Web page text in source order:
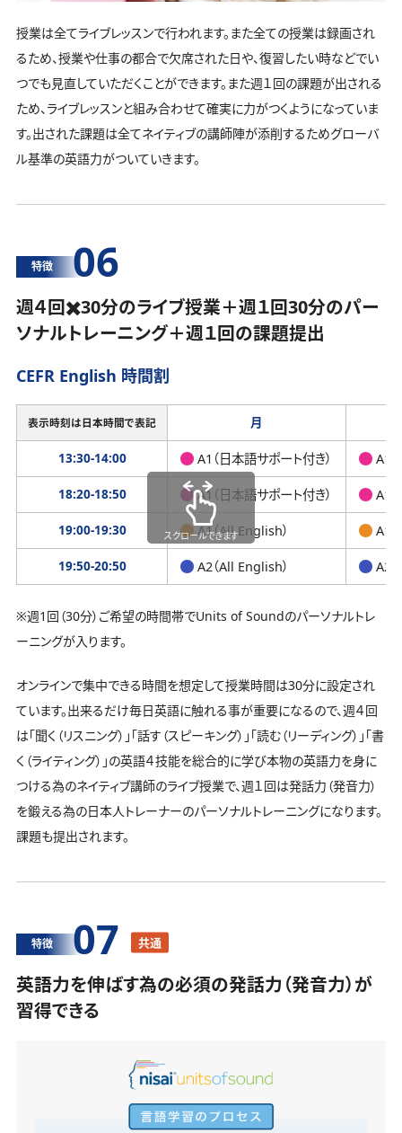
授業は全てライブレッスンで行われます。また全ての授業は録画され
るため、授業や仕事の都合で欠席された日や、復習したい時などでい
つでも見直していただくことができます。また週１回の課題が出される
ため、ライブレッスンと組み合わせて確実に力がつくようになっていま
す。出された課題は全てネイティブの講師陣が添削するためグローバ
ル基準の英語力がついていきます。
特徴 06
週４回✖️30分のライブ授業＋週１回30分のパー
ソナルトレーニング＋週１回の課題提出
CEFR English 時間割
表示時刻は日本時間で表記 月
13:30-14:00 A1（日本語サポート付き） A1
18:20-18:50 A1（日本語サポート付き） A1
19:00-19:30 A1（All English） A1
19:50-20:50 A2（All English） A2
スクロールできます
※週1回（30分）ご希望の時間帯でUnits of Soundのパーソナルトレ
ーニングが入ります。
オンラインで集中できる時間を想定して授業時間は30分に設定され
ています。出来るだけ毎日英語に触れる事が重要になるので、週４回
は「聞く（リスニング）」「話す（スピーキング）」「読む（リーディング）」「書
く（ライティング）」の英語４技能を総合的に学び本物の英語力を身に
つける為のネイティブ講師のライブ授業で、週１回は発話力（発音力）
を鍛える為の日本人トレーナーのパーソナルトレーニングになります。
課題も提出されます。
特徴 07 共通
英語力を伸ばす為の必須の発話力（発音力）が
習得できる